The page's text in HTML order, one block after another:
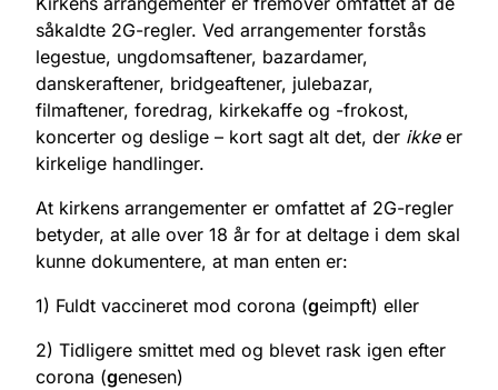
såkaldte 2G-regler. Ved arrangementer forstås
legestue, ungdomsaftener, bazardamer,
danskeraftener, bridgeaftener, julebazar,
filmaftener, foredrag, kirkekaffe og -frokost,
koncerter og deslige – kort sagt alt det, der ikkeer
kirkelige handlinger.
At kirkens arrangementer er omfattet af 2G-regler
betyder, at alle over 18 år for at deltage i dem skal
kunne dokumentere, at man enten er:
1) Fuldt vaccineret mod corona (geimpft) eller
2) Tidligere smittet med og blevet rask igen efter
corona (genesen)